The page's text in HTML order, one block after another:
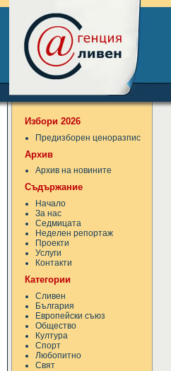
Избори 2026
Предизборен ценоразпис
Архив
Архив на новините
Съдържание
Начало
За нас
Седмицата
Неделен репортаж
Проекти
Услуги
Контакти
Категории
Сливен
България
Европейски съюз
Общество
Култура
Спорт
Любопитно
Свят